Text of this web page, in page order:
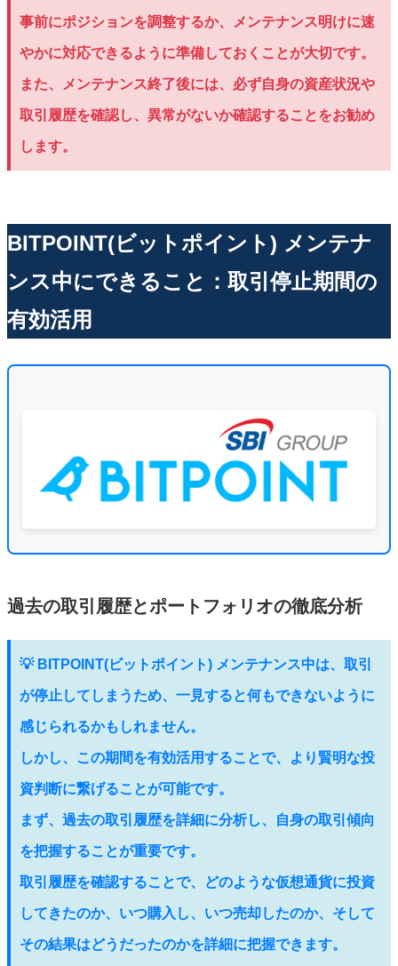
事前にポジションを調整するか、メンテナンス明けに速
やかに対応できるように準備しておくことが大切です。
また、メンテナンス終了後には、必ず自身の資産状況や
取引履歴を確認し、異常がないか確認することをお勧め
します。
BITPOINT(ビットポイント) メンテナ
ンス中にできること：取引停止期間の
有効活用
過去の取引履歴とポートフォリオの徹底分析
💡 BITPOINT(ビットポイント) メンテナンス中は、取引
が停止してしまうため、一見すると何もできないように
感じられるかもしれません。
しかし、この期間を有効活用することで、より賢明な投
資判断に繋げることが可能です。
まず、過去の取引履歴を詳細に分析し、自身の取引傾向
を把握することが重要です。
取引履歴を確認することで、どのような仮想通貨に投資
してきたのか、いつ購入し、いつ売却したのか、そして
その結果はどうだったのかを詳細に把握できます。